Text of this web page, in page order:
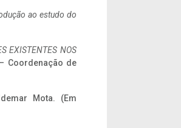
ao estudo do
EXISTENTES NOS
Coordenação de
Mota. (Em